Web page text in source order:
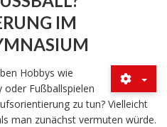
IM W
Hobbys wie
oder Fußballspielen
zu tun? Vielleicht
man zunächst vermuten würde.